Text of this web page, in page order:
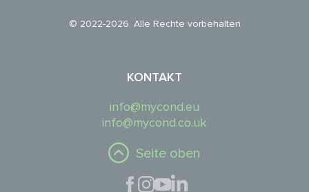
© 2022-2026. Alle Rechte vorbehalten
KONTAKT
info@mycond.eu
info@mycond.co.uk
Seite oben